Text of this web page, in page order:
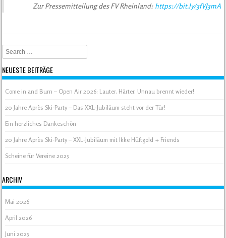
Zur Pressemitteilung des FV Rheinland: https://bit.ly/3fVJ3mA
Search
NEUESTE BEITRÄGE
Come in and Burn – Open Air 2026: Lauter. Härter. Unnau brennt wieder!
20 Jahre Après Ski-Party – Das XXL-Jubiläum steht vor der Tür!
Ein herzliches Dankeschön
20 Jahre Après Ski-Party – XXL-Jubiläum mit Ikke Hüftgold + Friends
Scheine für Vereine 2025
ARCHIV
Mai 2026
April 2026
Juni 2025